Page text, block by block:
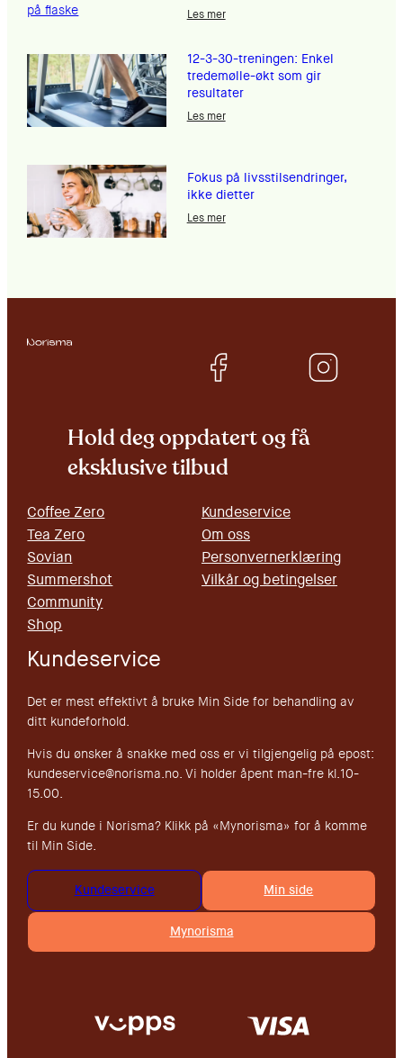
Les mer
12-3-30-treningen: Enkel
tredemølle-økt som gir
resultater
Les mer
Fokus på livsstilsendringer,
ikke dietter
Les mer
Hold deg oppdatert og få
eksklusive tilbud
Coffee Zero
Tea Zero
Sovian
Summershot
Community
Shop
Kundeservice
Om oss
Personvernerklæring
Vilkår og betingelser
Kundeservice
Det er mest effektivt å bruke Min Side for behandling av
ditt kundeforhold.
Hvis du ønsker å snakke med oss er vi tilgjengelig på epost:
kundeservice@norisma.no. Vi holder åpent man-fre kl.10-
15.00.
Er du kunde i Norisma? Klikk på «Mynorisma» for å komme
til Min Side.
Min side
Kundeservice
Mynorisma